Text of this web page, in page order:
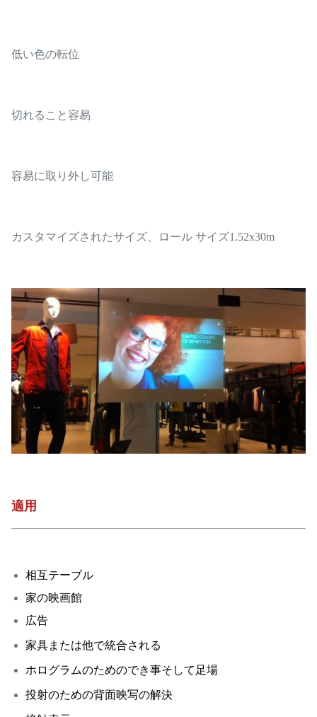
低い色の転位
切れること容易
容易に取り外し可能
カスタマイズされたサイズ、ロール サイズ1.52x30m
適用
相互テーブル
家の映画館
広告
家具または他で統合される
ホログラムのためのでき事そして足場
投射のための背面映写の解決